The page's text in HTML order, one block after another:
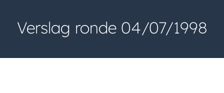
Verslag ronde 04/07/1998